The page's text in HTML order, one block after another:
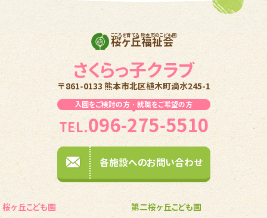
こころを育てる 熊本市のこども園
桜ヶ丘福祉会
さくらっ子クラブ
〒861-0133 熊本市北区植木町滴水245-1
入園をご検討の方・就職をご希望の方
TEL.096-275-5510
各施設へのお問い合わせ
桜ヶ丘こども園
第二桜ヶ丘こども園